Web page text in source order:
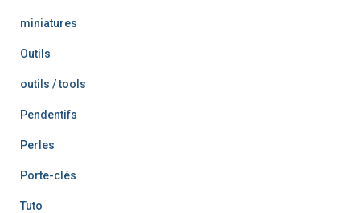
miniatures
Outils
outils / tools
Pendentifs
Perles
Porte-clés
Tuto